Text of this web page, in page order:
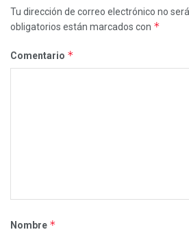
Tu dirección de correo electrónico no
obligatorios están marcados con *
Comentario *
Nombre *